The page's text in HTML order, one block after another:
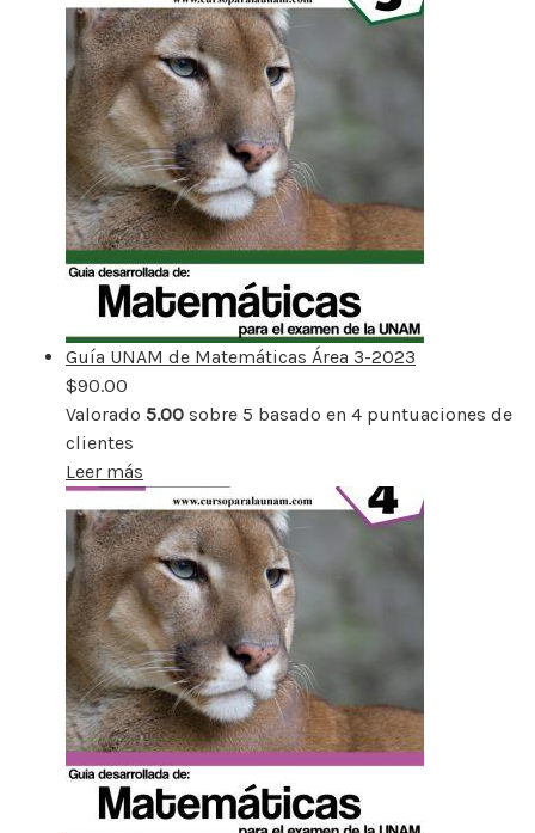
Guía UNAM de Matemáticas Área 3-2023
$90.00
Valorado 5.00 sobre 5 basado en 4 puntuaciones de
clientes
Leer más